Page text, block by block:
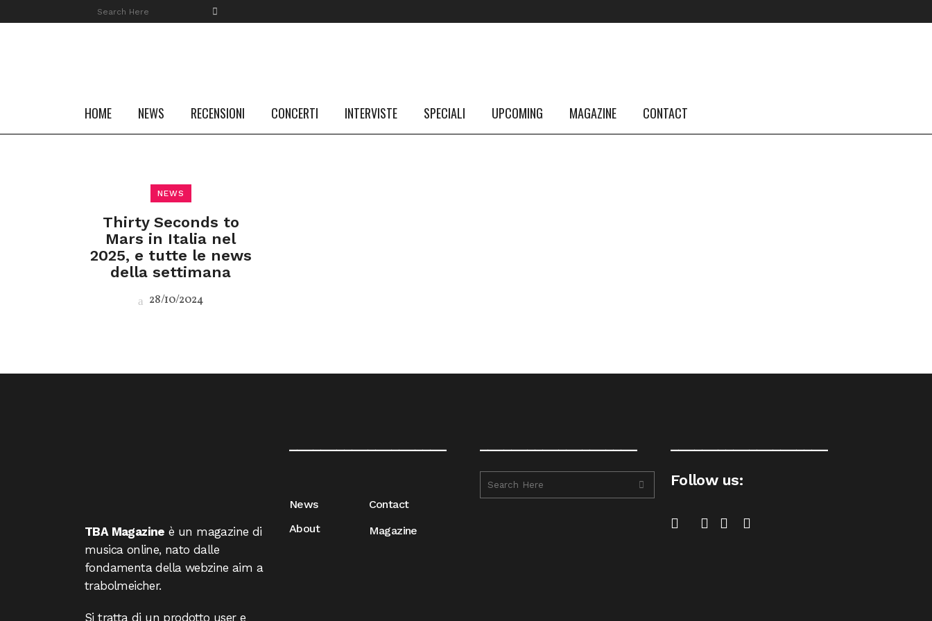
HOME NEWS RECENSIONI CONCERTI INTERVISTE SPECIALI UPCOMING MAGAZINE CONTACT
NEWS
Thirty Seconds to
Mars in Italia nel
2025, e tutte le news
della settimana
28/10/2024
FOLLOW US #TBA
INSTAGRAM FEED
TBA Magazine è un magazine di
musica online, nato dalle
fondamenta della webzine aim a
trabolmeicher.
Si tratta di un prodotto user e
News
About
Contact
Magazine
Follow us: